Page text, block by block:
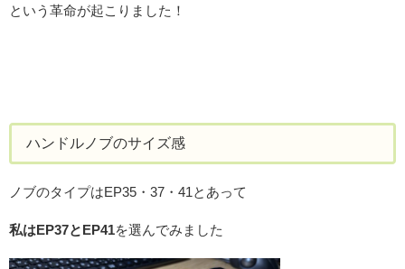
という革命が起こりました！
ハンドルノブのサイズ感
ノブのタイプはEP35・37・41とあって
私はEP37とEP41を選んでみました